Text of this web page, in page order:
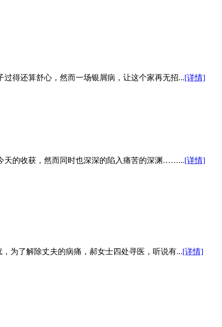
得还算舒心，然而一场银屑病，让这个家再无招...[详情]
天的收获，然而同时也深深的陷入痛苦的深渊……...[详情]
为了解除丈夫的病痛，郝女士四处寻医，听说有...[详情]